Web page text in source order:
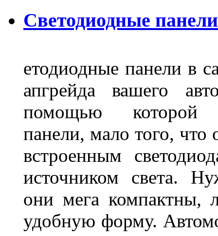
Светодиодные
етодиодные панели в
апгрейда вашего
помощью
панели, мало того, что
встроенным
источником света.
они мега компактны,
удобную форму.